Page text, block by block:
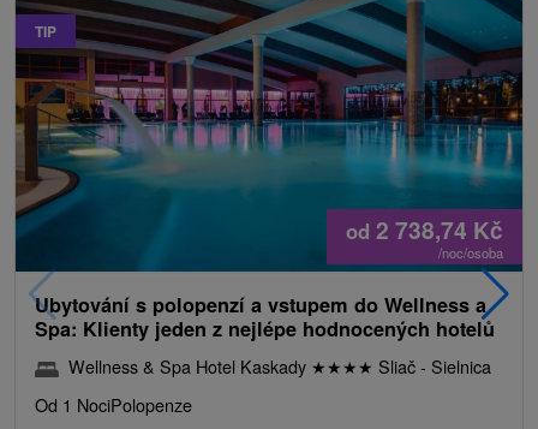
TIP
od 2 738,74 Kč
/noc/osoba
Ubytování s polopenzí a vstupem do Wellness a
Spa: Klienty jeden z nejlépe hodnocených hotelů
Wellness & Spa Hotel Kaskady ★★★★ Sliač - Sielnica
Od 1 NociPolopenze